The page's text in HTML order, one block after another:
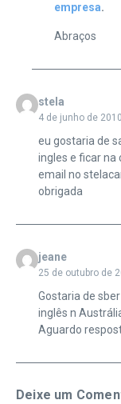
empresa.
Abraços
stela
4 de junho de
eu gostaria de
ingles e ficar na
email no
obrigada
jeane
25 de outubro de
Gostaria de
inglês n
Aguardo
Deixe um